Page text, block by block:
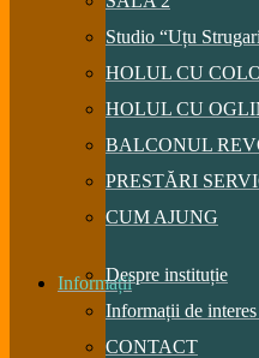
Studio “Uțu
HOLUL CU
HOLUL CU
BALCONUL
PRESTĂRI
CUM AJUNG
InformațiiDespre instituție
Informații de
CONTACT